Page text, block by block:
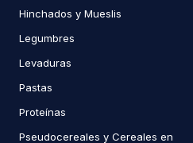
Hinchados y Mueslis
Legumbres
Levaduras
Pastas
Proteínas
Pseudocereales y Cereales en